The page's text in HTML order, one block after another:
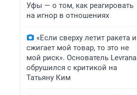
Уфы — о том, как реагировать
на игнор в отношениях
«Если сверху летит ракета и
сжигает мой товар, то это не
мой риск». Основатель Levrana
обрушился с критикой на
Татьяну Ким